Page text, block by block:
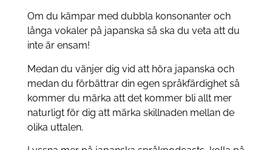
Om du kämpar med dubbla konsonanter och
långa vokaler på japanska så ska du veta att du
inte är ensam!
Medan du vänjer dig vid att höra japanska och
medan du förbättrar din egen språkfärdighet så
kommer du märka att det kommer bli allt mer
naturligt för dig att märka skillnaden mellan de
olika uttalen.